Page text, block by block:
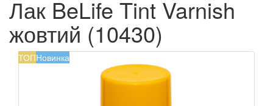
Лак BeLife Tint Varnish
жовтий (10430)
ТОПНовинка